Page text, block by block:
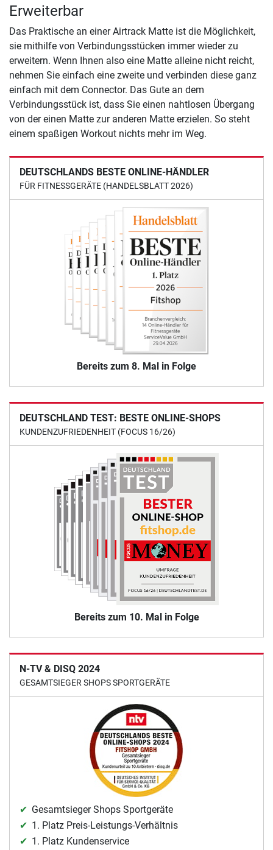
DEUTSCHLANDS BESTE ONLINE-HÄNDLER
FÜR FITNESSGERÄTE (HANDELSBLATT 2026)
Bereits zum 8. Mal in Folge
DEUTSCHLAND TEST: BESTE ONLINE-SHOPS
KUNDENZUFRIEDENHEIT (FOCUS 16/26)
Bereits zum 10. Mal in Folge
N-TV & DISQ 2024
GESAMTSIEGER SHOPS SPORTGERÄTE
Gesamtsieger Shops Sportgeräte
1. Platz Preis-Leistungs-Verhältnis
1. Platz Kundenservice
Erweiterbar
Das Praktische an einer Airtrack Matte ist die Möglichkeit,
sie mithilfe von Verbindungsstücken immer wieder zu
erweitern. Wenn Ihnen also eine Matte alleine nicht reicht,
nehmen Sie einfach eine zweite und verbinden diese ganz
einfach mit dem Connector. Das Gute an dem
Verbindungsstück ist, dass Sie einen nahtlosen Übergang
von der einen Matte zur anderen Matte erzielen. So steht
einem spaßigen Workout nichts mehr im Weg.